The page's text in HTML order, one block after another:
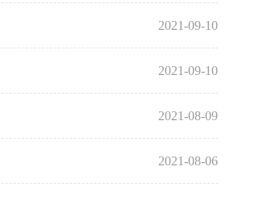
2021-09-10
2021-09-10
2021-08-09
2021-08-06